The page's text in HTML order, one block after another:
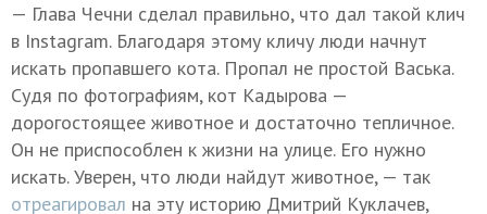
— Глава Чечни сделал правильно, что дал такой клич
в Instagram. Благодаря этому кличу люди начнут
искать пропавшего кота. Пропал не простой Васька.
Судя по фотографиям, кот Кадырова —
дорогостоящее животное и достаточно тепличное.
Он не приспособлен к жизни на улице. Его нужно
искать. Уверен, что люди найдут животное, — так
отреагировал на эту историю Дмитрий Куклачев,